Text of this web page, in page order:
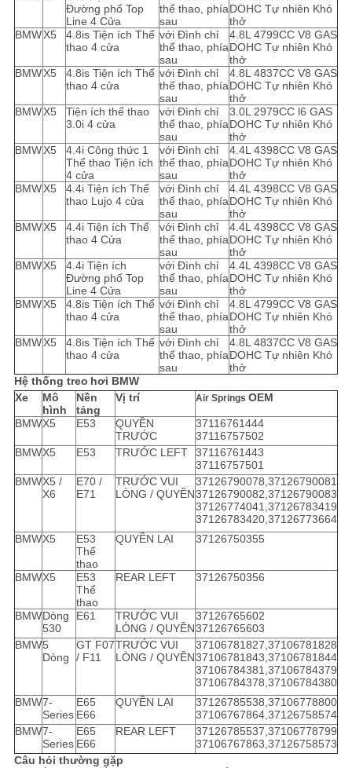
Đường phố Top
Line 4 Cửa
thể thao, phía
sau
DOHC Tự nhiên Khó
thở
BMWX5
4.8is Tiện ích Thể
thao 4 cửa
với Đình chỉ
thể thao, phía
sau
4.8L 4799CC V8 GAS
DOHC Tự nhiên Khó
thở
BMWX5
4.8is Tiện ích Thể
thao 4 cửa
với Đình chỉ
thể thao, phía
sau
4.8L 4837CC V8 GAS
DOHC Tự nhiên Khó
thở
BMWX5
Tiện ích thể thao
3.0i 4 cửa
với Đình chỉ
thể thao, phía
sau
3.0L 2979CC l6 GAS
DOHC Tự nhiên Khó
thở
BMWX5
4.4i Công thức 1
Thể thao Tiện ích
4 cửa
với Đình chỉ
thể thao, phía
sau
4.4L 4398CC V8 GAS
DOHC Tự nhiên Khó
thở
BMWX5
4.4i Tiện ích Thể
thao Lujo 4 cửa
với Đình chỉ
thể thao, phía
sau
4.4L 4398CC V8 GAS
DOHC Tự nhiên Khó
thở
BMWX5
4.4i Tiện ích Thể
thao 4 Cửa
với Đình chỉ
thể thao, phía
sau
4.4L 4398CC V8 GAS
DOHC Tự nhiên Khó
thở
BMWX5
4.4i Tiện ích
Đường phố Top
Line 4 Cửa
với Đình chỉ
thể thao, phía
sau
4.4L 4398CC V8 GAS
DOHC Tự nhiên Khó
thở
BMWX5
4.8is Tiện ích Thể
thao 4 cửa
với Đình chỉ
thể thao, phía
sau
4.8L 4799CC V8 GAS
DOHC Tự nhiên Khó
thở
BMWX5
4.8is Tiện ích Thể
thao 4 cửa
với Đình chỉ
thể thao, phía
sau
4.8L 4837CC V8 GAS
DOHC Tự nhiên Khó
thở
Hệ thống treo hơi BMW
Xe
Mô
hình
Nền
tảng
Vị trí Air Springs OEM
BMWX5 E53
QUYỀN
TRƯỚC
37116761444
37116757502
BMWX5 E53 TRƯỚC LEFT
37116761443
37116757501
BMWX5 /
X6
E70 /
E71
TRƯỚC VUI
LÒNG / QUYỀN
37126790078,37126790081
37126790082,37126790083
37126774041,37126783419
37126783420,37126773664
BMWX5
E53
Thể
thao
QUYỀN LẠI 37126750355
BMWX5
E53
Thể
thao
REAR LEFT 37126750356
BMWDòng
530
E61
TRƯỚC VUI
LÒNG / QUYỀN
37126765602
37126765603
BMW5
Dòng
GT F07
/ F11
TRƯỚC VUI
LÒNG / QUYỀN
37106781827,37106781828
37106781843,37106781844
37106784381,37106784379
37106784378,37106784380
BMW7-
Series
E65
E66
QUYỀN LẠI
37126785538,37106778800
37106767864,37126758574
BMW7-
Series
E65
E66
REAR LEFT
37126785537,37106778799
37106767863,37126758573
Câu hỏi thường gặp